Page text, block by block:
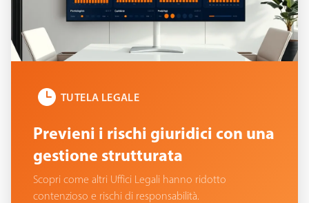
TUTELA LEGALE
Previeni i rischi giuridici con una
gestione strutturata
Scopri come altri Uffici Legali hanno ridotto
contenzioso e rischi di responsabilità.